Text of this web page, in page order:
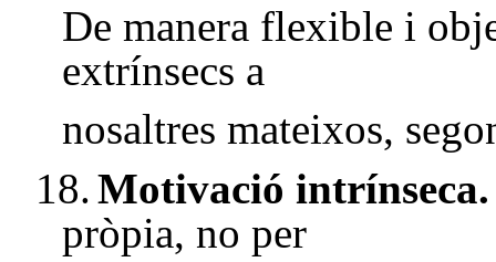
De manera flexible i
extrínsecs a
nosaltres mateixos,
18.Motivació
pròpia, no per